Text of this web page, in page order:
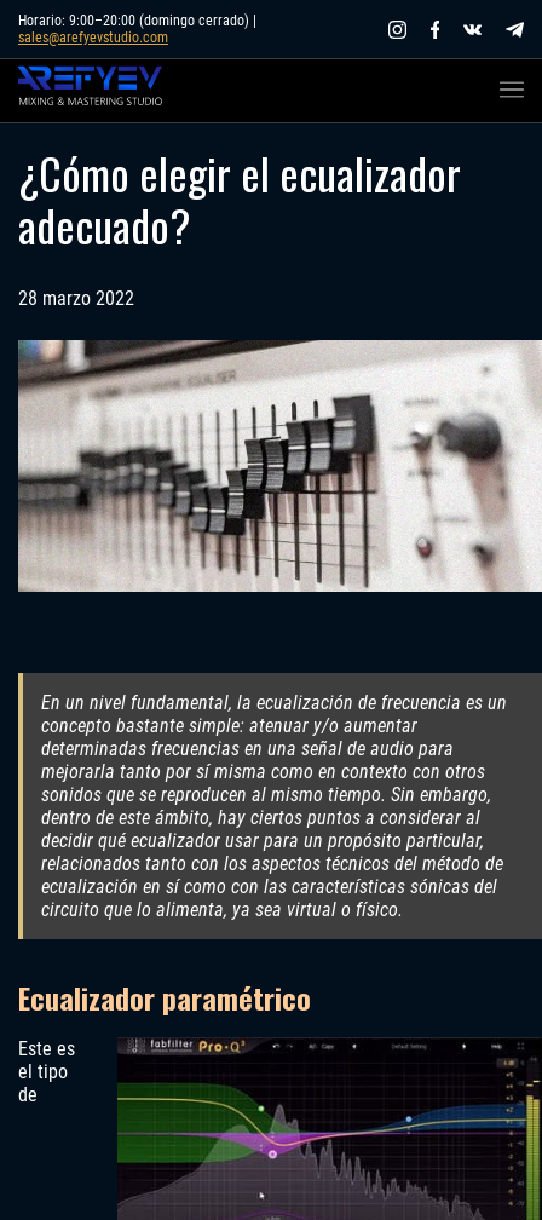
Skip
content
Horario: 9:00–20:00 (domingo cerrado) |
sales@arefyevstudio.com
¿Cómo elegir el ecualizador
adecuado?
28 marzo 2022
En un nivel fundamental, la ecualización de frecuencia es un
concepto bastante simple: atenuar y/o aumentar
determinadas frecuencias en una señal de audio para
mejorarla tanto por sí misma como en contexto con otros
sonidos que se reproducen al mismo tiempo. Sin embargo,
dentro de este ámbito, hay ciertos puntos a considerar al
decidir qué ecualizador usar para un propósito particular,
relacionados tanto con los aspectos técnicos del método de
ecualización en sí como con las características sónicas del
circuito que lo alimenta, ya sea virtual o físico.
Ecualizador paramétrico
Este es
el tipo
de